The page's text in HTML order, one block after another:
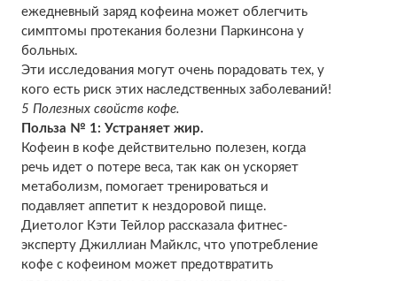
ежедневный заряд кофеина может облегчить
симптомы протекания болезни Паркинсона у
больных.
Эти исследования могут очень порадовать тех, у
кого есть риск этих наследственных заболеваний!
5 Полезных свойств кофе.
Польза № 1: Устраняет жир.
Кофеин в кофе действительно полезен, когда
речь идет о потере веса, так как он ускоряет
метаболизм, помогает тренироваться и
подавляет аппетит к нездоровой пище.
Диетолог Кэти Тейлор рассказала фитнес-
эксперту Джиллиан Майклс, что употребление
кофе с кофеином может предотвратить